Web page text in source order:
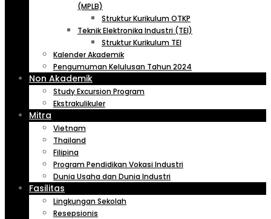
(MPLB)
Struktur Kurikulum OTKP
Teknik Elektronika Industri (TEI)
Struktur Kurikulum TEI
Kalender Akademik
Pengumuman Kelulusan Tahun 2024
Non Akademik
Study Excursion Program
Ekstrakulikuler
Mitra
Vietnam
Thailand
Filipina
Program Pendidikan Vokasi Industri
Dunia Usaha dan Dunia Industri
Fasilitas
Lingkungan Sekolah
Resepsionis